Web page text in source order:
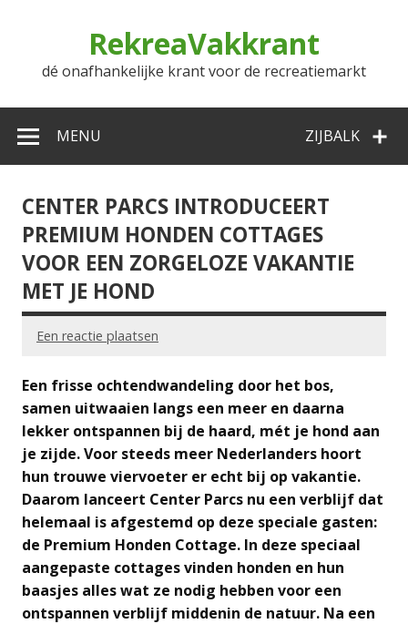
RekreaVakkrant
dé onafhankelijke krant voor de recreatiemarkt
ZIJBALK
MENU
CENTER PARCS INTRODUCEERT
PREMIUM HONDEN COTTAGES
VOOR EEN ZORGELOZE VAKANTIE
MET JE HOND
Een reactie plaatsen
Een frisse ochtendwandeling door het bos,
samen uitwaaien langs een meer en daarna
lekker ontspannen bij de haard, mét je hond aan
je zijde. Voor steeds meer Nederlanders hoort
hun trouwe viervoeter er echt bij op vakantie.
Daarom lanceert Center Parcs nu een verblijf dat
helemaal is afgestemd op deze speciale gasten:
de Premium Honden Cottage. In deze speciaal
aangepaste cottages vinden honden en hun
baasjes alles wat ze nodig hebben voor een
ontspannen verblijf middenin de natuur. Na een